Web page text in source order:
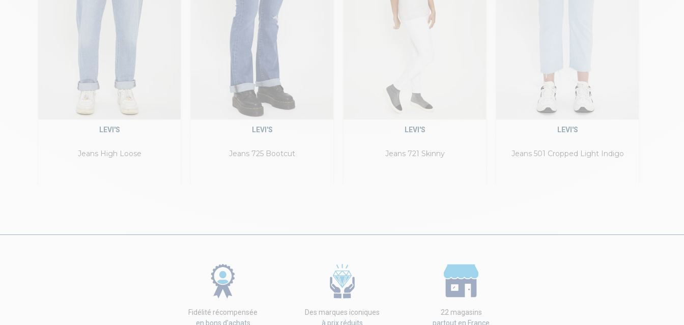
Jeans High Loose
LEVI'S
Jeans 725 Bootcut
LEVI'S
Jeans 721 Skinny
LEVI'S
Jeans 501 Cropped Light Indigo
LEVI'S
Fidélité récompensée
en bons d'achats
Des marques iconiques
à prix réduits
22 magasins
partout en France